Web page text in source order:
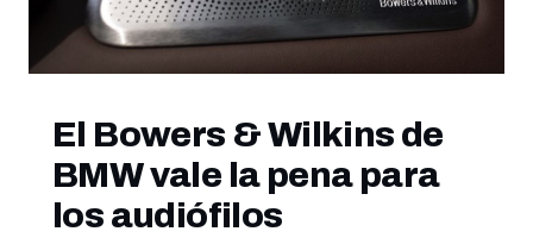
El Bowers & Wilkins de
BMW vale la pena para
los audiófilos